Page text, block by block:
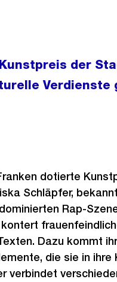
der
Verdienste
dotierte
Schläpfer,
Rap-
Dazu kommt
die sie in
verbindet